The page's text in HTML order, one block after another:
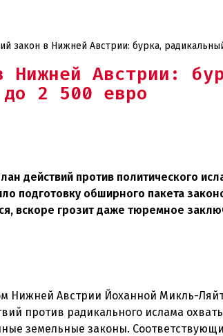
Жесткий закон в Нижней
Нижней Австрии:
2 500 евро
действий против политического
подготовку обширного пакета
вскоре грозит даже тюремное
Нижней Австрии Йоханной Микль-
против радикального ислама
земельные законы.